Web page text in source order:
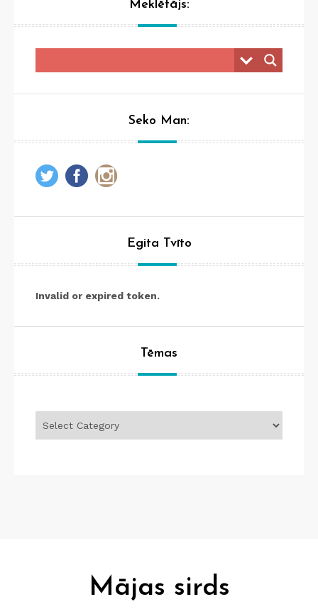
Meklētājs:
Seko Man:
Egita Tvīto
Invalid or expired token.
Tēmas
Mājas sirds